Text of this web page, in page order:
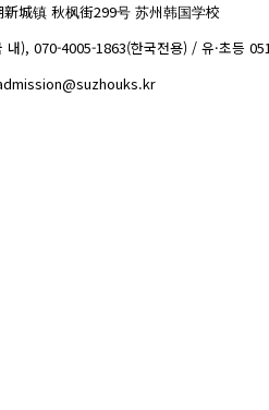
城镇 秋枫街299号 苏州韩国学校
내), 070-4005-1863(한국전용) / 유·초등